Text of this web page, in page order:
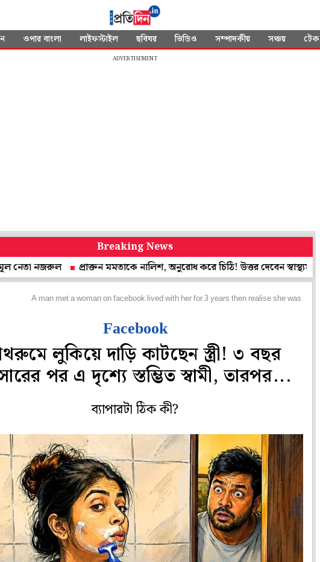
ওপার বাংলা লাইফস্টাইল ছবিঘর ভিডিও সম্পাদকীয় সঞ্চয় টেক
ADVERTISEMENT
Breaking News
নজরুল
প্রাক্তন মমতাকে নালিশ, অনুরোধ করে চিঠি! উত্তর দেবেন স্বাস্থ্যমন্ত্রী শারদ্বত
A man met a woman on facebook lived with her for 3 years then realise she was a man
Facebook
লুকিয়ে দাড়ি কাটছেন স্ত্রী! ৩ বছর
পর এ দৃশ্যে স্তম্ভিত স্বামী, তারপর...
ব্যাপারটা ঠিক কী?